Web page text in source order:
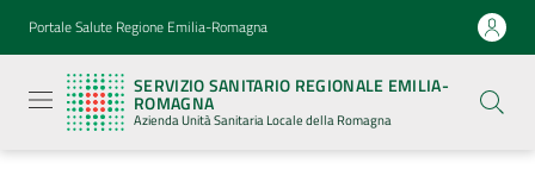
Vai al contenuto
Vai alla navigazione
Vai al footer
Portale Salute Regione Emilia-Romagna
SERVIZIO SANITARIO REGIONALE EMILIA-
ROMAGNA
Azienda Unità Sanitaria Locale della Romagna
Sanitario
Regionale
Emilia-
Romagna
Azienda